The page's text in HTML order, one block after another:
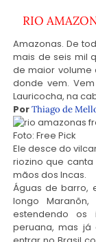
RIO
Amazonas. De
mais de seis mil
de maior volume
donde vem.
Lauricocha, na
PorThiago de
Foto: Free Pick
Ele desce do
riozino que
mãos dos Incas.
Águas de barro,
longo
estendendo os
peruana, mas já